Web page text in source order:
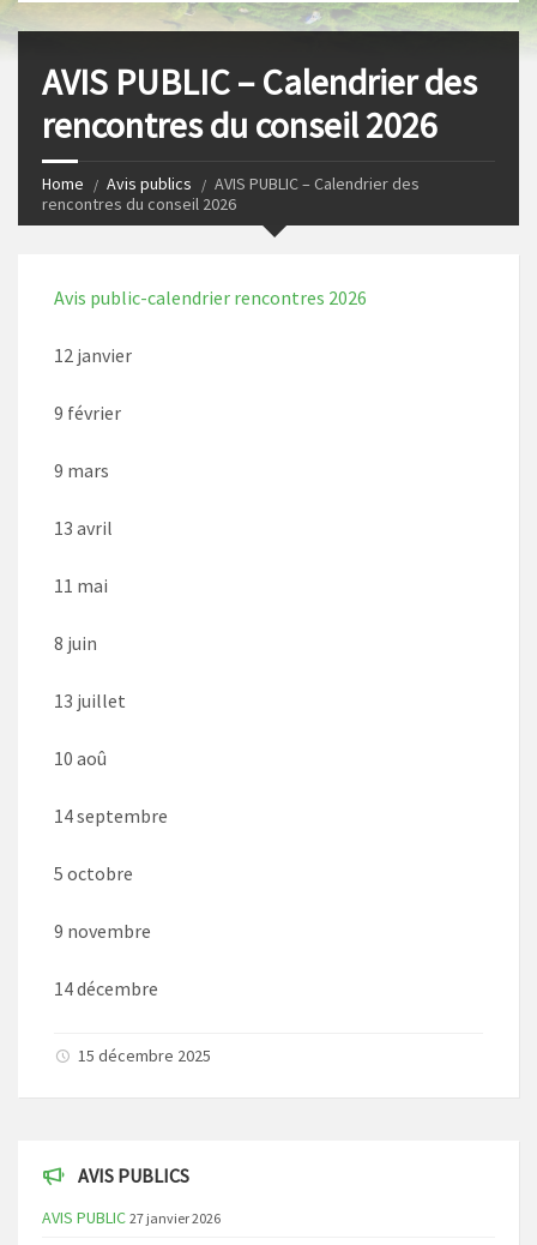
AVIS PUBLIC – Calendrier des
rencontres du conseil 2026
Home Avis publics
AVIS PUBLIC – Calendrier des
rencontres du conseil 2026
Avis public-calendrier rencontres 2026
12 janvier
9 février
9 mars
13 avril
11 mai
8 juin
13 juillet
10 aoû
14 septembre
5 octobre
9 novembre
14 décembre
15 décembre 2025
AVIS PUBLICS
AVIS PUBLIC 27 janvier 2026